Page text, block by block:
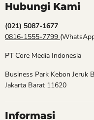
Hubungi Kami
(021) 5087-1677
0816-1555-7799
PT Core Media Indonesia
Business Park Kebon Jeruk
Jakarta Barat 11620
Informasi